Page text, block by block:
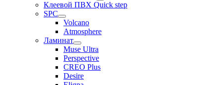
Клеевой ПВХ Quick step
SPC
Volcano
Atmosphere
Ламинат
Muse Ultra
Perspective
CREO Plus
Desire